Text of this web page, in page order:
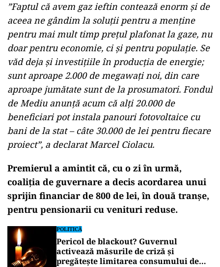
”Faptul că avem gaz ieftin contează enorm şi de
aceea ne gândim la soluţii pentru a menţine
pentru mai mult timp preţul plafonat la gaze, nu
doar pentru economie, ci şi pentru populaţie. Se
văd deja şi investiţiile în producţia de energie;
sunt aproape 2.000 de megawaţi noi, din care
aproape jumătate sunt de la prosumatori. Fondul
de Mediu anunţă acum că alţi 20.000 de
beneficiari pot instala panouri fotovoltaice cu
bani de la stat – câte 30.000 de lei pentru fiecare
proiect”, a declarat Marcel Ciolacu.
Premierul a amintit că, cu o zi în urmă,
coaliția de guvernare a decis acordarea unui
sprijin financiar de 800 de lei, în două tranşe,
pentru pensionarii cu venituri reduse.
POLITICĂ
Pericol de blackout? Guvernul
activează măsurile de criză și
pregătește limitarea consumului de